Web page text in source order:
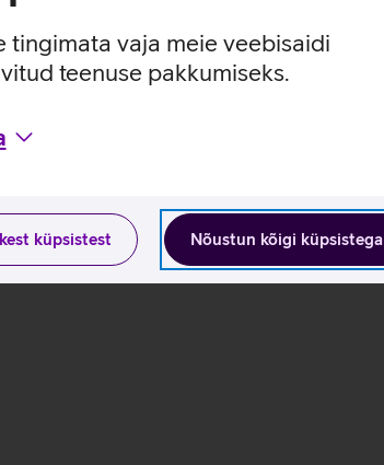
tingimata vaja meie veebisaidi
teenuse pakkumiseks.
Nõustun kõigi küpsistega
küpsistest